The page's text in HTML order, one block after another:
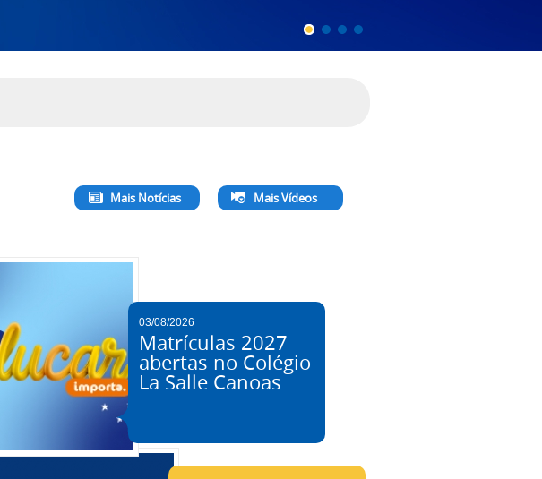
Mais Notícias Mais Vídeos
03/08/2026
Matrículas 2027
abertas no Colégio
La Salle Canoas